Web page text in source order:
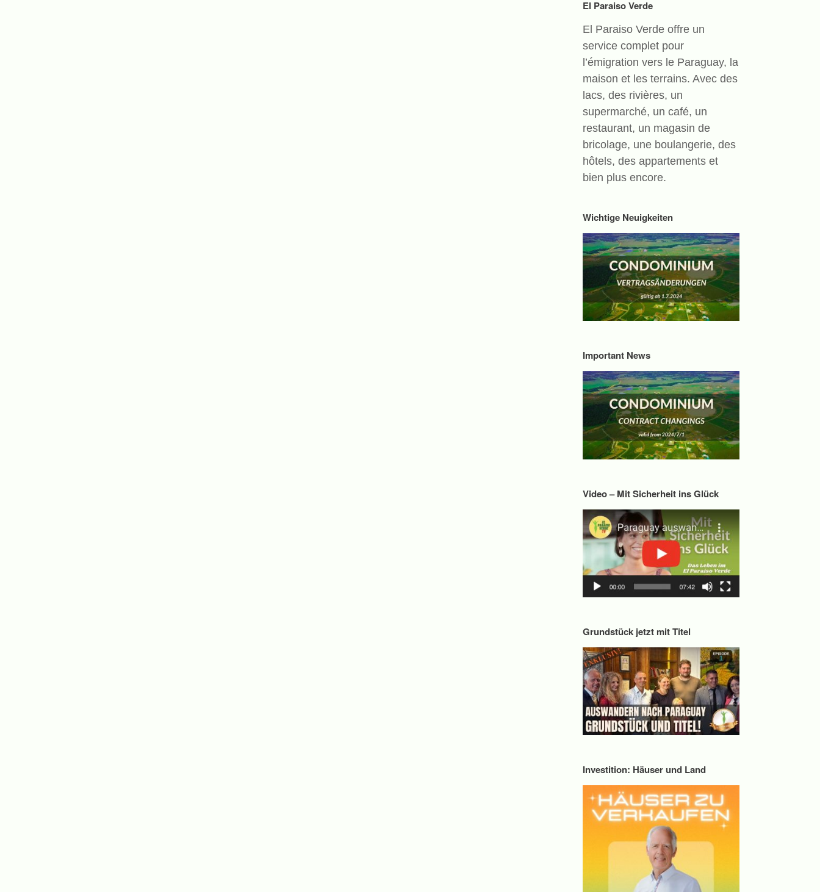
El Paraiso Verde
El Paraiso Verde offre un
service complet pour
l’émigration vers le Paraguay, la
maison et les terrains. Avec des
lacs, des rivières, un
supermarché, un café, un
restaurant, un magasin de
bricolage, une boulangerie, des
hôtels, des appartements et
bien plus encore.
Wichtige Neuigkeiten
Important News
Video – Mit Sicherheit ins Glück
Grundstück jetzt mit Titel
Investition: Häuser und Land